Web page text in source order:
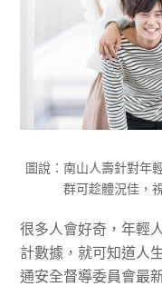
圖說：南山人壽針對年
群可趁體況佳，
很多人會好奇，年輕
計數據，就可知道人
通安全督導委員會最